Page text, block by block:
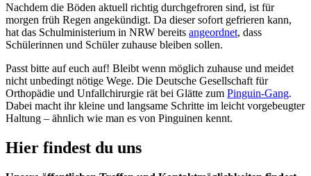
Nachdem die Böden aktuell richtig durchgefroren sind, ist für
morgen früh Regen angekündigt. Da dieser sofort gefrieren kann,
hat das Schulministerium in NRW bereits angeordnet, dass
Schülerinnen und Schüler zuhause bleiben sollen.
Passt bitte auf euch auf! Bleibt wenn möglich zuhause und meidet
nicht unbedingt nötige Wege. Die Deutsche Gesellschaft für
Orthopädie und Unfallchirurgie rät bei Glätte zum Pinguin-Gang.
Dabei macht ihr kleine und langsame Schritte im leicht vorgebeugter
Haltung – ähnlich wie man es von Pinguinen kennt.
Hier findest du uns